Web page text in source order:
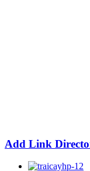
Add Link